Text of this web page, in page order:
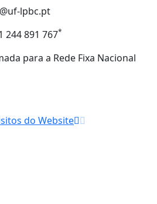
lpbc.pt
244 891 767*
para a Rede Fixa Nacional
do Website